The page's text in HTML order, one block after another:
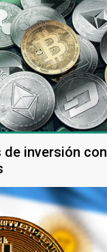
de inversión con